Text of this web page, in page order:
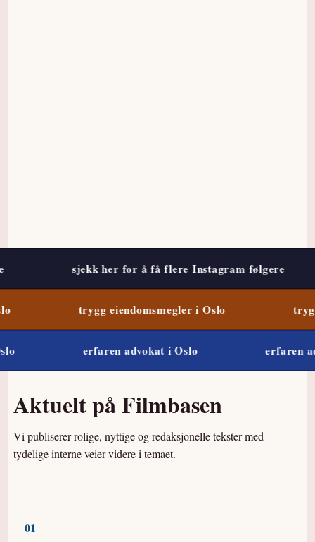
sjekk her for å få flere Instagram følgere
trygg eiendomsmegler i Oslo trygg
erfaren advokat i Oslo erfaren
Aktuelt påFilmbasen
Vi publiserer rolige, nyttige og redaksjonelle tekster med
tydelige interne veier videre i temaet.
01